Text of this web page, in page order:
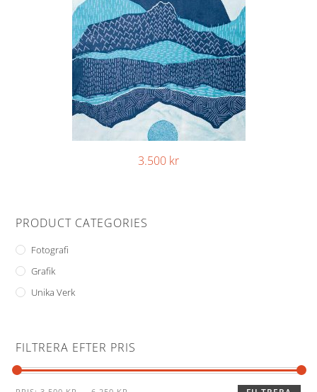
3.500 kr
PRODUCT CATEGORIES
Fotografi
Grafik
Unika Verk
FILTRERA EFTER PRIS